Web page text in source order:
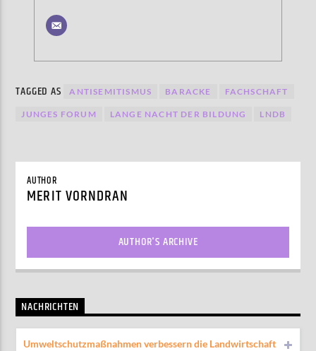
TAGGED AS ANTISEMITISMUS BARACKE FACHSCHAFT
JUNGES FORUM LANGE NACHT DER BILDUNG LNDB
AUTHOR
MERIT VORNDRAN
AUTHOR'S ARCHIVE
NACHRICHTEN
Umweltschutzmaßnahmen verbessern die Landwirtschaft